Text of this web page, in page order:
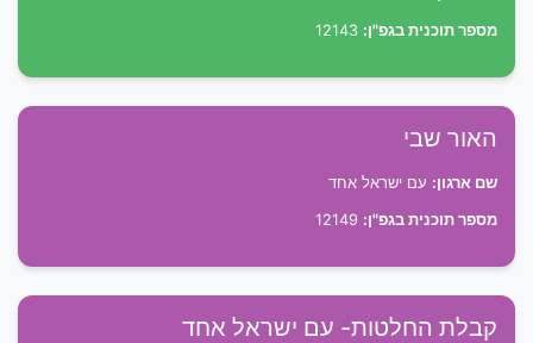
מספר תוכנית בגפ"ן:
האור שבי
שם ארגון: עם ישראל אחד
מספר תוכנית בגפ"ן:
קבלת החלטות- עם ישראל אחד